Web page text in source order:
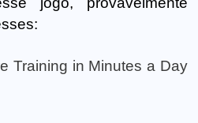
Training in Minutes a Day